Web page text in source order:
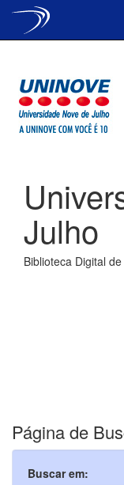
Julho
Biblioteca Digital
Página de
Buscar em: